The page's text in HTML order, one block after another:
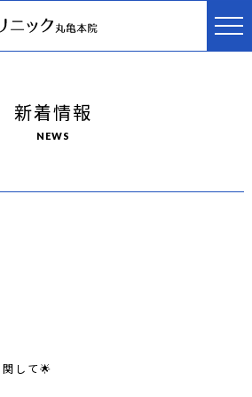
新着情報
NEWS
して🌟